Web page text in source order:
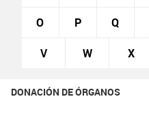
O P Q
V W X
DONACIÓN DE ÓRGANOS